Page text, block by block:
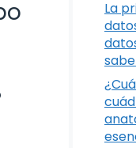
La